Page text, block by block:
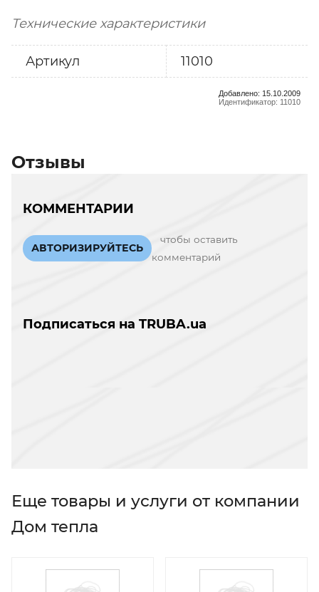
Технические характеристики
Артикул 11010
Добавлено: 15.10.2009
Идентификатор: 11010
Отзывы
КОММЕНТАРИИ
АВТОРИЗИРУЙТЕСЬ
чтобы оставить
комментарий
Подписаться на TRUBA.ua
Еще товары и услуги от компании
Дом тепла